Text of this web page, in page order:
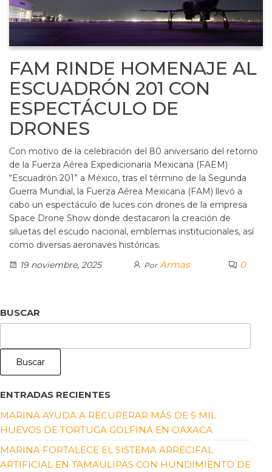
FAM RINDE HOMENAJE AL
ESCUADRÓN 201 CON
ESPECTÁCULO DE
DRONES
Con motivo de la celebración del 80 aniversario del retorno
de la Fuerza Aérea Expedicionaria Mexicana (FAEM)
“Escuadrón 201” a México, tras el término de la Segunda
Guerra Mundial, la Fuerza Aérea Mexicana (FAM) llevó a
cabo un espectáculo de luces con drones de la empresa
Space Drone Show donde destacaron la creación de
siluetas del escudo nacional, emblemas institucionales, así
como diversas aeronaves históricas.
19 noviembre, 2025
Por Armas 0
BUSCAR
Buscar
ENTRADAS RECIENTES
MARINA AYUDA A RECUPERAR MÁS DE 5 MIL
HUEVOS DE TORTUGA GOLFINA EN OAXACA
MARINA FORTALECE EL SISTEMA ARRECIFAL
ARTIFICIAL EN TAMAULIPAS CON HUNDIMIENTO DE